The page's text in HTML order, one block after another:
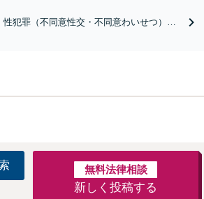
性犯罪（不同意性交・不同意わいせつ）・
無料法律相談
新しく投稿する